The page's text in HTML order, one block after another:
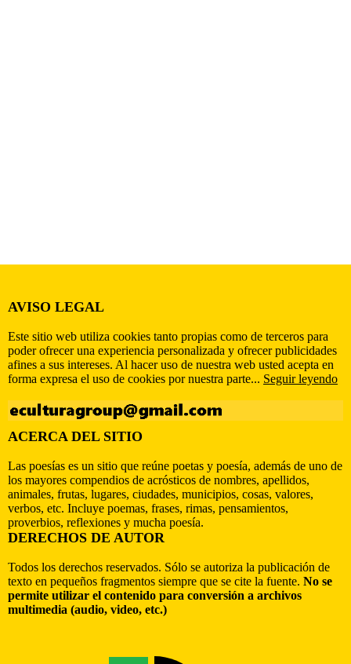
AVISO LEGAL
Este sitio web utiliza cookies tanto propias como de terceros para
poder ofrecer una experiencia personalizada y ofrecer publicidades
afines a sus intereses. Al hacer uso de nuestra web usted acepta en
forma expresa el uso de cookies por nuestra parte... Seguir leyendo
ACERCA DEL SITIO
Las poesías es un sitio que reúne poetas y poesía, además de uno de
los mayores compendios de acrósticos de nombres, apellidos,
animales, frutas, lugares, ciudades, municipios, cosas, valores,
verbos, etc. Incluye poemas, frases, rimas, pensamientos,
proverbios, reflexiones y mucha poesía.
DERECHOS DE AUTOR
Todos los derechos reservados. Sólo se autoriza la publicación de
texto en pequeños fragmentos siempre que se cite la fuente. No se
permite utilizar el contenido para conversión a archivos
multimedia (audio, video, etc.)